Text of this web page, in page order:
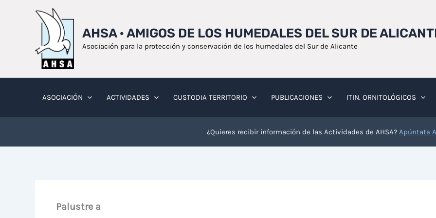
AHSA · AMIGOS DE LOS HUMEDALES DEL SUR DE
Asociación para la protección y conservación de los humedales del Sur de Alicante
ASOCIACIÓN ACTIVIDADES CUSTODIA TERRITORIO PUBLICACIONES ITIN. ORNITOLÓGICOS
¿Quieres recibir información de las Actividades de AHSA? Apúntate
Palustre a